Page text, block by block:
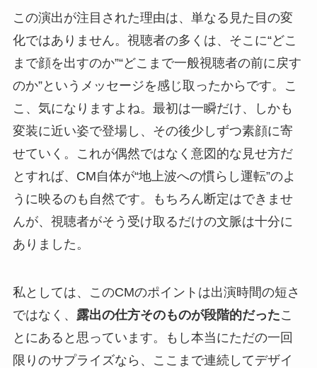
この演出が注目された理由は、単なる見た目の変
化ではありません。視聴者の多くは、そこに“どこ
まで顔を出すのか”“どこまで一般視聴者の前に戻す
のか”というメッセージを感じ取ったからです。こ
こ、気になりますよね。最初は一瞬だけ、しかも
変装に近い姿で登場し、その後少しずつ素顔に寄
せていく。これが偶然ではなく意図的な見せ方だ
とすれば、CM自体が“地上波への慣らし運転”のよ
うに映るのも自然です。もちろん断定はできませ
んが、視聴者がそう受け取るだけの文脈は十分に
ありました。
私としては、このCMのポイントは出演時間の短さ
ではなく、 露出の仕方そのものが段階的だったこ
とにあると思っています。もし本当にただの一回
限りのサプライズなら、ここまで連続してデザイ